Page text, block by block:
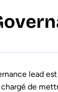
lead
chargé de